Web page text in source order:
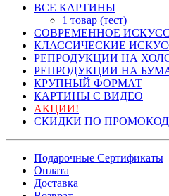
ВСЕ КАРТИНЫ
1 товар (тест)
СОВРЕМЕННОЕ
КЛАССИЧЕСКИЕ
РЕПРОДУКЦИИ НА
РЕПРОДУКЦИИ НА
КРУПНЫЙ ФОРМАТ
КАРТИНЫ С ВИДЕО
АКЦИИ!
СКИДКИ ПО
Подарочные Сертификаты
Оплата
Доставка